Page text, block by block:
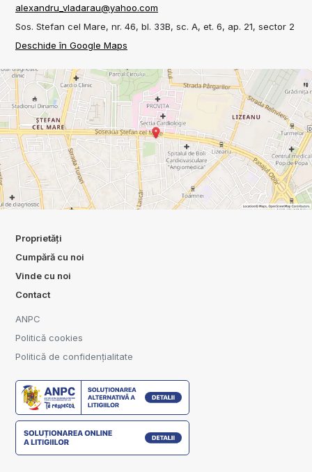
alexandru_vladarau@yahoo.com
Sos. Stefan cel Mare, nr. 46, bl. 33B, sc. A, et. 6, ap. 21, sector 2
Deschide în Google Maps
Proprietăți
Cumpără cu noi
Vinde cu noi
Contact
ANPC
Politică cookies
Politică de confidențialitate